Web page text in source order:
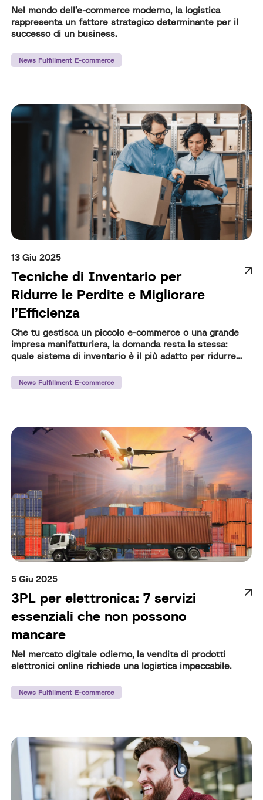
Nel mondo dell’e-commerce moderno, la logistica
rappresenta un fattore strategico determinante per il
successo di un business.
News Fulfillment E-commerce
13 Giu 2025
Tecniche di Inventario per
Ridurre le Perdite e Migliorare
l’Efficienza
Che tu gestisca un piccolo e-commerce o una grande
impresa manifatturiera, la domanda resta la stessa:
quale sistema di inventario è il più adatto per ridurre
News Fulfillment E-commerce
5 Giu 2025
3PL per elettronica: 7 servizi
essenziali che non possono
mancare
Nel mercato digitale odierno, la vendita di prodotti
elettronici online richiede una logistica impeccabile.
News Fulfillment E-commerce